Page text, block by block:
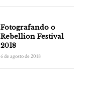
Fotografando o
Rebellion Festival
2018
6 de agosto de 2018